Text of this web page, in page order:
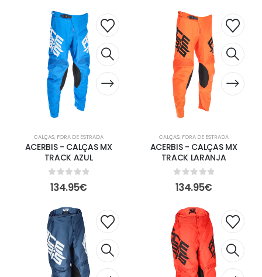
CALÇAS, FORA DE ESTRADA
ACERBIS - CALÇAS MX
TRACK AZUL
0out of 5
134.95€
CALÇAS, FORA DE ESTRADA
ACERBIS - CALÇAS MX
TRACK LARANJA
0out of 5
134.95€